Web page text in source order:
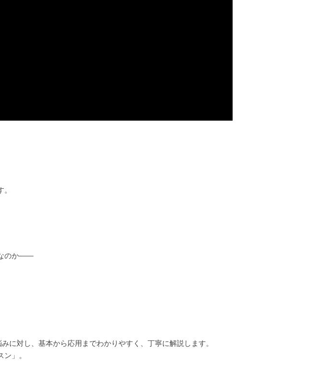
なのか――
に対し、基本から応用までわかりやすく、丁寧に解説します。
」。